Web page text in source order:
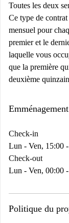
Toutes les deux
Ce type de
mensuel pour
premier et le
laquelle vous
que la première
deuxième
Check-in
Lun - Ven, 15:00
Check-out
Lun - Ven, 00:00
Politique du